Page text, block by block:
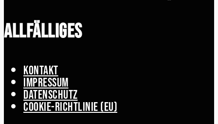
Allfälliges
Kontakt
Impressum
Datenschutz
Cookie-Richtlinie (EU)